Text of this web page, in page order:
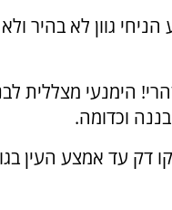
גוון לא בהיר
הימנעי מצללית
וכדומה.
דק עד אמצע העין